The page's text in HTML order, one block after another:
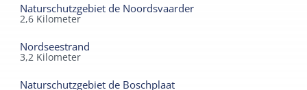
Naturschutzgebiet de Noordsvaarder
2,6 Kilometer
Nordseestrand
3,2 Kilometer
Naturschutzgebiet de Boschplaat